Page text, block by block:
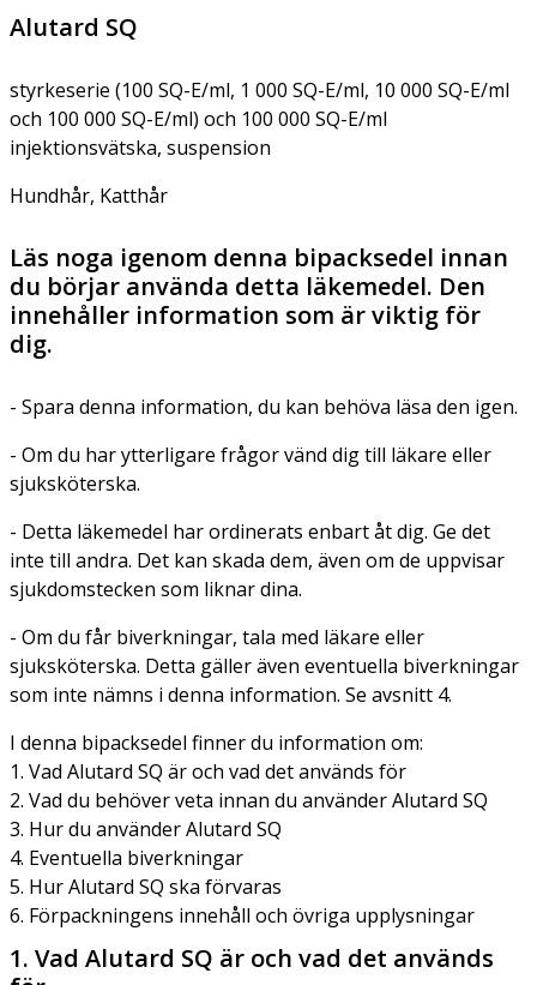
Alutard SQ
styrkeserie (100 SQ-E/ml, 1 000 SQ-E/ml, 10 000 SQ-E/ml
och 100 000 SQ-E/ml) och 100 000 SQ-E/ml
injektionsvätska, suspension
Hundhår, Katthår
Läs noga igenom denna bipacksedel innan
du börjar använda detta läkemedel. Den
innehåller information som är viktig för
dig.
- Spara denna information, du kan behöva läsa den igen.
- Om du har ytterligare frågor vänd dig till läkare eller
sjuksköterska.
- Detta läkemedel har ordinerats enbart åt dig. Ge det
inte till andra. Det kan skada dem, även om de uppvisar
sjukdomstecken som liknar dina.
- Om du får biverkningar, tala med läkare eller
sjuksköterska. Detta gäller även eventuella biverkningar
som inte nämns i denna information. Se avsnitt 4.
I denna bipacksedel finner du information om:
1. Vad Alutard SQ är och vad det används för
2. Vad du behöver veta innan du använder Alutard SQ
3. Hur du använder Alutard SQ
4. Eventuella biverkningar
5. Hur Alutard SQ ska förvaras
6. Förpackningens innehåll och övriga upplysningar
1. Vad Alutard SQ är och vad det används